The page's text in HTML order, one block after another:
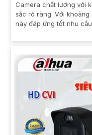
Camera chất lượng với
sắc rõ ràng. Với
này đáp ứng tốt nhu